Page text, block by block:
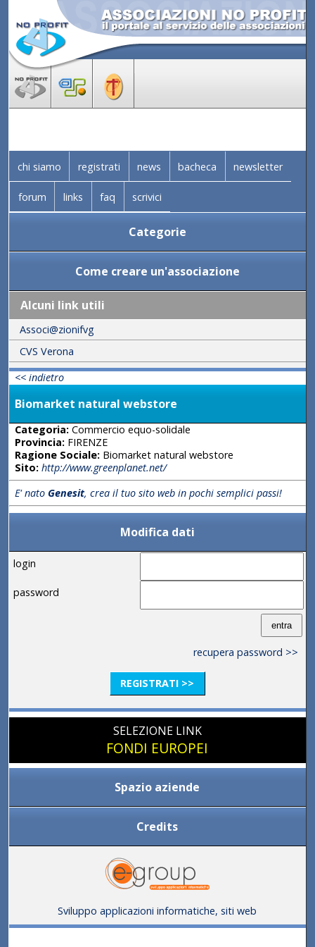
chi siamo registrati news bacheca newsletter
forum links faq scrivici
Categorie
Come creare un'associazione
Alcuni link utili
Associ@zionifvg
CVS Verona
<< indietro
Biomarket natural webstore
Categoria:Commercio equo-solidale
Provincia:FIRENZE
Ragione Sociale:Biomarket natural webstore
Sito: http://www.greenplanet.net/
E' nato Genesit, crea il tuo sito web in pochi semplici passi!
Modifica dati
login
password
recupera password >>
REGISTRATI >>
SELEZIONE LINK
FONDI EUROPEI
Spazio aziende
Credits
Sviluppo applicazioni informatiche, siti web